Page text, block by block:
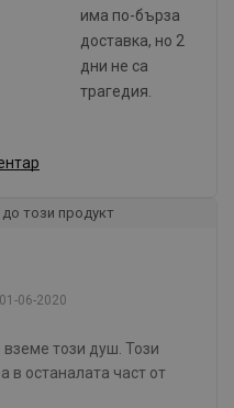
има по-бърза
доставка, но 2
дни не са
трагедия.
този продукт
01-06-2020
този душ. Този
в останалата част от